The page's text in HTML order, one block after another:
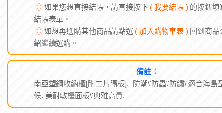
◎如果您想直接結帳，請直接按下 ( 我要結帳 ) 的按鈕填
結帳表單。
◎如想再選購其他商品請點選 ( 加入購物車表 ) 回到商品
紹繼續選購。
備註︰
南亞塑鋼收納櫃[附二片隔板]. 防潮\'防蟲\'防繡\'適合海島
候. 美耐敏檯面板\'典雅高貴.